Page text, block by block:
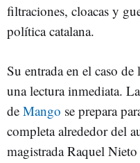
filtraciones, cloacas y
política catalana.
Su entrada en el caso
una lectura inmediata.
de Mango se prepara
completa alrededor del
magistrada Raquel